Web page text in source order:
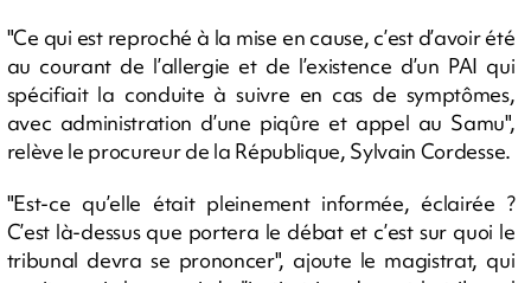
"Ce qui est reproché à la mise en cause, c’est d’avoir été
au courant de l’allergie et de l’existence d’un PAI qui
spécifiait la conduite à suivre en cas de symptômes,
avec administration d’une piqûre et appel au Samu",
relève le procureur de la République, Sylvain Cordesse.
"Est-ce qu’elle était pleinement informée, éclairée ?
C’est là-dessus que portera le débat et c’est sur quoi le
tribunal devra se prononcer", ajoute le magistrat, qui